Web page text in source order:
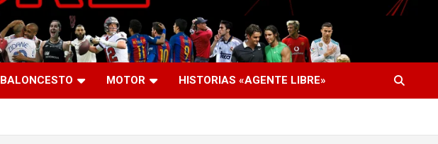
BALONCESTO MOTOR HISTORIAS «AGENTE LIBRE»